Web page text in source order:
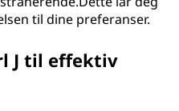
til dine preferanser.
J til effektiv